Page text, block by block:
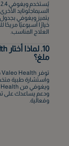
السيماجلوتايد
يتميز ويغوفي
العلاج المناسب.
ملغ؟
واستشارة طبية
ودعم يساعدك على
وفعالية.